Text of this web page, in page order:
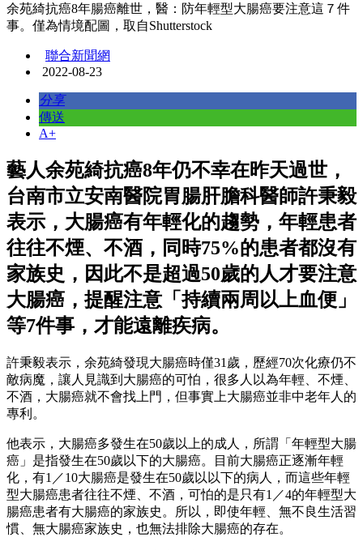
余苑綺抗癌8年腸癌離世，醫：防年輕型大腸癌要注意這７件
事。僅為情境配圖，取自Shutterstock
聯合新聞網
2022-08-23
分享
傳送
A+
藝人余苑綺抗癌8年仍不幸在昨天過世，
台南市立安南醫院胃腸肝膽科醫師許秉毅
表示，大腸癌有年輕化的趨勢，年輕患者
往往不煙、不酒，同時75%的患者都沒有
家族史，因此不是超過50歲的人才要注意
大腸癌，提醒注意「持續兩周以上血便」
等7件事，才能遠離疾病。
許秉毅表示，余苑綺發現大腸癌時僅31歲，歷經70次化療仍不
敵病魔，讓人見識到大腸癌的可怕，很多人以為年輕、不煙、
不酒，大腸癌就不會找上門，但事實上大腸癌並非中老年人的
專利。
他表示，大腸癌多發生在50歲以上的成人，所謂「年輕型大腸
癌」是指發生在50歲以下的大腸癌。目前大腸癌正逐漸年輕
化，有1／10大腸癌是發生在50歲以以下的病人，而這些年輕
型大腸癌患者往往不煙、不酒，可怕的是只有1／4的年輕型大
腸癌患者有大腸癌的家族史。所以，即使年輕、無不良生活習
慣、無大腸癌家族史，也無法排除大腸癌的存在。